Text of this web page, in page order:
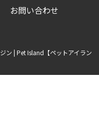
お問い合わせ
ン | Pet Island【ペットアイラン